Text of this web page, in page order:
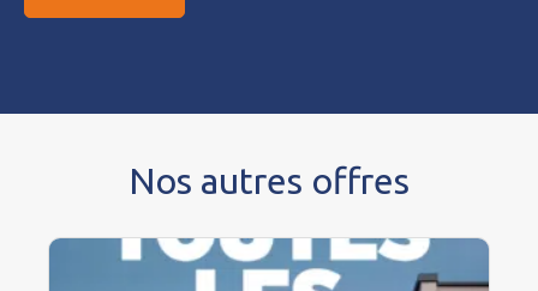
Nos autres offres